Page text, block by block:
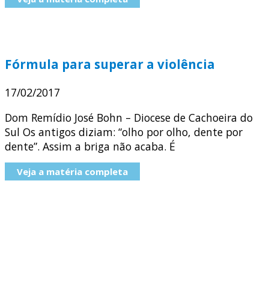
Fórmula para superar a violência
17/02/2017
Dom Remídio José Bohn – Diocese de Cachoeira do
Sul Os antigos diziam: “olho por olho, dente por
dente”. Assim a briga não acaba. É
Veja a matéria completa